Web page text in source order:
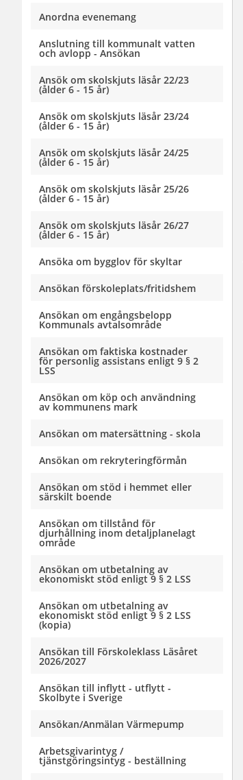
Anordna evenemang
Anslutning till kommunalt vatten
och avlopp - Ansökan
Ansök om skolskjuts läsår 22/23
(ålder 6 - 15 år)
Ansök om skolskjuts läsår 23/24
(ålder 6 - 15 år)
Ansök om skolskjuts läsår 24/25
(ålder 6 - 15 år)
Ansök om skolskjuts läsår 25/26
(ålder 6 - 15 år)
Ansök om skolskjuts läsår 26/27
(ålder 6 - 15 år)
Ansöka om bygglov för skyltar
Ansökan förskoleplats/fritidshem
Ansökan om engångsbelopp
Kommunals avtalsområde
Ansökan om faktiska kostnader
för personlig assistans enligt 9 § 2
LSS
Ansökan om köp och användning
av kommunens mark
Ansökan om matersättning - skola
Ansökan om rekryteringförmån
Ansökan om stöd i hemmet eller
särskilt boende
Ansökan om tillstånd för
djurhållning inom detaljplanelagt
område
Ansökan om utbetalning av
ekonomiskt stöd enligt 9 § 2 LSS
Ansökan om utbetalning av
ekonomiskt stöd enligt 9 § 2 LSS
(kopia)
Ansökan till Förskoleklass Läsåret
2026/2027
Ansökan till inflytt - utflytt -
Skolbyte i Sverige
Ansökan/Anmälan Värmepump
Arbetsgivarintyg /
tjänstgöringsintyg - beställning